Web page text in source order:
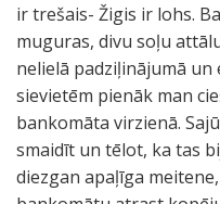
ir trešais- Žigis ir lohs.
muguras, divu soļu
nelielā padziļinājumā un
sievietēm pienāk man
bankomāta virzienā.
smaidīt un tēlot, ka tas
diezgan apaļīga